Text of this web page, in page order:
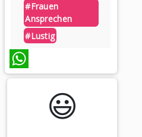
#frauen
Ansprechen
#lustig
WhatsApp
😃️